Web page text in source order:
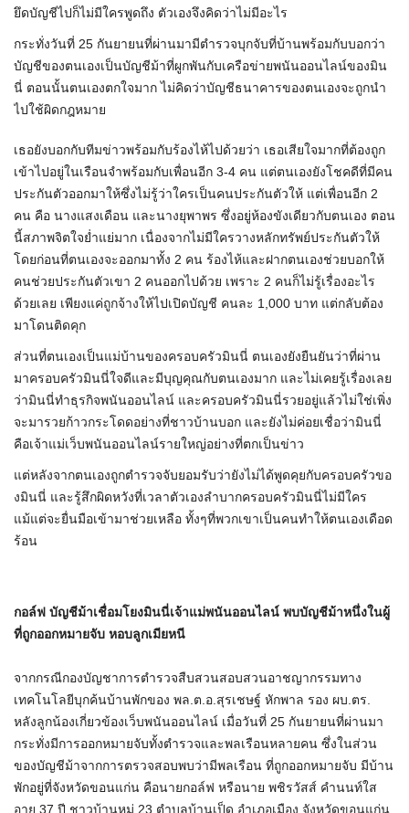
ยึดบัญชีไปก็ไม่มีใครพูดถึง ตัวเองจึงคิดว่าไม่มีอะไร
กระทั่งวันที่ 25 กันยายนที่ผ่านมามีตำรวจบุกจับที่บ้านพร้อมกับบอกว่า
บัญชีของตนเองเป็นบัญชีม้าที่ผูกพันกับเครือข่ายพนันออนไลน์ของมิน
นี่ ตอนนั้นตนเองตกใจมาก ไม่คิดว่าบัญชีธนาคารของตนเองจะถูกนำ
ไปใช้ผิดกฎหมาย
เธอยังบอกกับทีมข่าวพร้อมกับร้องไห้ไปด้วยว่า เธอเสียใจมากที่ต้องถูก
เข้าไปอยู่ในเรือนจำพร้อมกับเพื่อนอีก 3-4 คน แต่ตนเองยังโชคดีที่มีคน
ประกันตัวออกมาให้ซึ่งไม่รู้ว่าใครเป็นคนประกันตัวให้ แต่เพื่อนอีก 2
คน คือ นางแสงเดือน และนางยุพาพร ซึ่งอยู่ห้องขังเดียวกับตนเอง ตอน
นี้สภาพจิตใจย่ำแย่มาก เนื่องจากไม่มีใครวางหลักทรัพย์ประกันตัวให้
โดยก่อนที่ตนเองจะออกมาทั้ง 2 คน ร้องไห้และฝากตนเองช่วยบอกให้
คนช่วยประกันตัวเขา 2 คนออกไปด้วย เพราะ 2 คนก็ไม่รู้เรื่องอะไร
ด้วยเลย เพียงแค่ถูกจ้างให้ไปเปิดบัญชี คนละ 1,000 บาท แต่กลับต้อง
มาโดนติดคุก
ส่วนที่ตนเองเป็นแม่บ้านของครอบครัวมินนี่ ตนเองยังยืนยันว่าที่ผ่าน
มาครอบครัวมินนี่ใจดีและมีบุญคุณกับตนเองมาก และไม่เคยรู้เรื่องเลย
ว่ามินนี่ทำธุรกิจพนันออนไลน์ และครอบครัวมินนี่รวยอยู่แล้วไม่ใช่เพิ่ง
จะมารวยก้าวกระโดดอย่างที่ชาวบ้านบอก และยังไม่ค่อยเชื่อว่ามินนี่
คือเจ้าแม่เว็บพนันออนไลน์รายใหญ่อย่างที่ตกเป็นข่าว
แต่หลังจากตนเองถูกตำรวจจับยอมรับว่ายังไม่ได้พูดคุยกับครอบครัวขอ
งมินนี่ และรู้สึกผิดหวังที่เวลาตัวเองลำบากครอบครัวมินนี่ไม่มีใคร
แม้แต่จะยื่นมือเข้ามาช่วยเหลือ ทั้งๆที่พวกเขาเป็นคนทำให้ตนเองเดือด
ร้อน
กอล์ฟ บัญชีม้าเชื่อมโยงมินนี่เจ้าแม่พนันออนไลน์ พบบัญชีม้าหนึ่งในผู้
ที่ถูกออกหมายจับ หอบลูกเมียหนี
จากกรณีกองบัญชาการตำรวจสืบสวนสอบสวนอาชญากรรมทาง
เทคโนโลยีบุกค้นบ้านพักของ พล.ต.อ.สุรเชษฐ์ หักพาล รอง ผบ.ตร.
หลังลูกน้องเกี่ยวข้องเว็บพนันออนไลน์ เมื่อวันที่ 25 กันยายนที่ผ่านมา
กระทั่งมีการออกหมายจับทั้งตำรวจและพลเรือนหลายคน ซึ่งในส่วน
ของบัญชีม้าจากการตรวจสอบพบว่ามีพลเรือน ที่ถูกออกหมายจับ มีบ้าน
พักอยู่ที่จังหวัดขอนแก่น คือนายกอล์ฟ หรือนาย พชิรวัสส์ คำนนท์ใส
อายุ 37 ปี ชาวบ้านหมู่ 23 ตำบลบ้านเป็ด อำเภอเมือง จังหวัดขอนแก่น